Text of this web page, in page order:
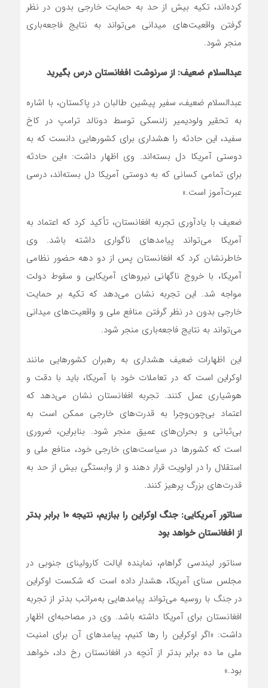
کرده‌اند، تکیه بیش از حد به حمایت خارجی بدون در نظر
گرفتن واقعیت‌های میدانی می‌تواند به نتایج فاجعه‌باری
منجر شود.
عبدالسلام ضعیف: از سرنوشت افغانستان درس بگیرید
عبدالسلام ضعیف، سفیر پیشین طالبان در پاکستان، با اشاره
به تحقیر ولودیمیر زلنسکی توسط دونالد ترامپ در کاخ
سفید، این حادثه را هشداری برای کشورهایی دانست که به
دوستی آمریکا دل بسته‌اند. وی اظهار داشت: «این حادثه
برای تمامی کسانی که به دوستی آمریکا دل بسته‌اند، درسی
عبرت‌آموز است.»
ضعیف با یادآوری تجربه افغانستان، تأکید کرد که اعتماد به
آمریکا می‌تواند پیامدهای ناگواری داشته باشد. وی
خاطرنشان کرد که افغانستان پس از دو دهه حضور نظامی
آمریکا، با خروج ناگهانی نیروهای آمریکایی و سقوط دولت
مواجه شد. این تجربه نشان می‌دهد که تکیه بر حمایت
خارجی بدون در نظر گرفتن منافع ملی و واقعیت‌های میدانی
می‌تواند به نتایج فاجعه‌باری منجر شود.
این اظهارات ضعیف هشداری به رهبران کشورهایی مانند
اوکراین است که در تعاملات خود با آمریکا، باید با دقت و
هوشیاری عمل کنند. تجربه افغانستان نشان می‌دهد که
اعتماد بی‌چون‌وچرا به قدرت‌های خارجی ممکن است به
بی‌ثباتی و بحران‌های عمیق منجر شود. بنابراین، ضروری
است که کشورها در سیاست‌های خارجی خود، منافع ملی و
استقلال را در اولویت قرار دهند و از وابستگی بیش از حد به
قدرت‌های بزرگ پرهیز کنند.
سناتور آمریکایی: جنگ اوکراین را ببازیم، نتیجه ۱۰ برابر بدتر
از افغانستان خواهد بود
سناتور لیندسی گراهام، نماینده ایالت کارولینای جنوبی در
مجلس سنای آمریکا، هشدار داده است که شکست اوکراین
در جنگ با روسیه می‌تواند پیامدهایی به‌مراتب بدتر از تجربه
افغانستان برای آمریکا داشته باشد. وی در مصاحبه‌ای اظهار
داشت: «اگر اوکراین را رها کنیم، پیامدهای آن برای امنیت
ملی ما ده برابر بدتر از آنچه در افغانستان رخ داد، خواهد
بود.»